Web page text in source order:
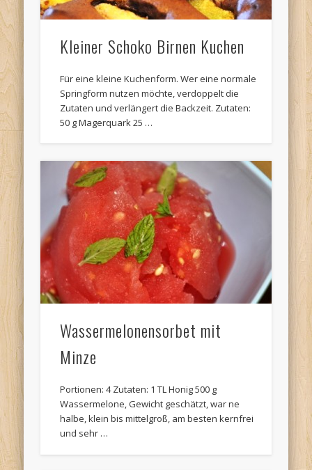
Kleiner Schoko Birnen Kuchen
Für eine kleine Kuchenform. Wer eine normale
Springform nutzen möchte, verdoppelt die
Zutaten und verlängert die Backzeit. Zutaten:
50 g Magerquark 25 …
Wassermelonensorbet mit
Minze
Portionen: 4 Zutaten: 1 TL Honig 500 g
Wassermelone, Gewicht geschätzt, war ne
halbe, klein bis mittelgroß, am besten kernfrei
und sehr …